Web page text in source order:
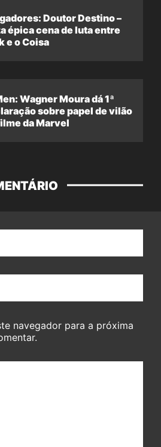
Doutor Destino –
épica cena de luta entre
e o Coisa
Wagner Moura dá 1ª
sobre papel de vilão
da Marvel
navegador para a próxima